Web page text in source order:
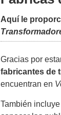
Aquí le
Gracias por
fabricantes de
encuentran en
También incluye